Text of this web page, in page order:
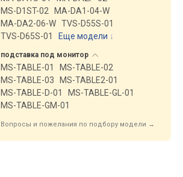
MS-D1ST-02
MA-DA1-04-W
MA-DA2-06-W TVS-D55S-01
TVS-D65S-01
Еще модели ↓
подставка под монитор
MS-TABLE-01
MS-TABLE-02
MS-TABLE-03
MS-TABLE2-01
MS-TABLE-D-01
MS-TABLE-GL-01
MS-TABLE-GM-01
Вопросы и пожелания по подбору модели →